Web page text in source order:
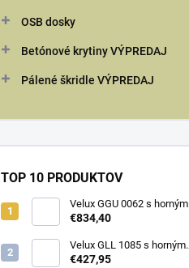
OSB dosky
Betónové krytiny VÝPREDAJ
Pálené škridle VÝPREDAJ
TOP 10 PRODUKTOV
Velux GGU 0062 s horným
ovládaním
€834,40
Velux GLL 1085 s horným
ovládaním
€427,95